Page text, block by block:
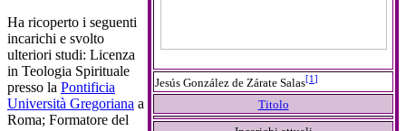
Jesús González de Zárate Salas[1]
Titolo
Ha ricoperto i seguenti
incarichi e svolto
ulteriori studi: Licenza
in Teologia Spirituale
presso la Pontificia
Università Gregoriana a
Roma; Formatore del